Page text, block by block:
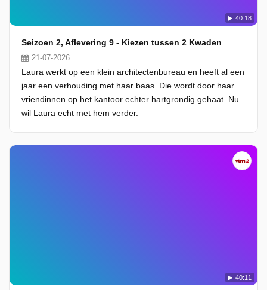
40:18
Seizoen 2, Aflevering 9 - Kiezen tussen 2 Kwaden
21-07-2026
Laura werkt op een klein architectenbureau en heeft al een
jaar een verhouding met haar baas. Die wordt door haar
vriendinnen op het kantoor echter hartgrondig gehaat. Nu
wil Laura echt met hem verder.
40:11